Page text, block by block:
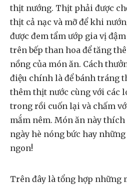
thịt nướng. Thịt phải được
thịt cả nạc và mỡ để khi
được đem tẩm ướp gia vị
trên bếp than hoa để tăng
nồng của món ăn. Cách
điệu chính là để bánh tráng
thêm thịt nước cùng với các
trong rồi cuốn lại và chấm
mắm nêm. Món ăn này
ngày hè nóng bức hay
ngon!
Trên đây là tổng hợp những